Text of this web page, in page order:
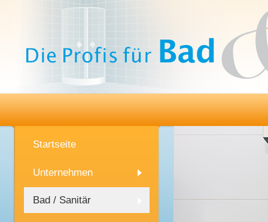
Startseite
Unternehmen
Bad / Sanitär